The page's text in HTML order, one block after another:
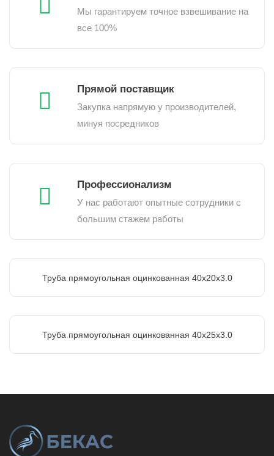
Мы гарантируем точное взвешивание на
все 100%
Прямой поставщик
Закупка напрямую у производителей,
минуя посредников
Профессионализм
У нас работают опытные сотрудники с
большим стажем работы
Труба прямоугольная оцинкованная 40х20х3.0
Труба прямоугольная оцинкованная 40х25х3.0